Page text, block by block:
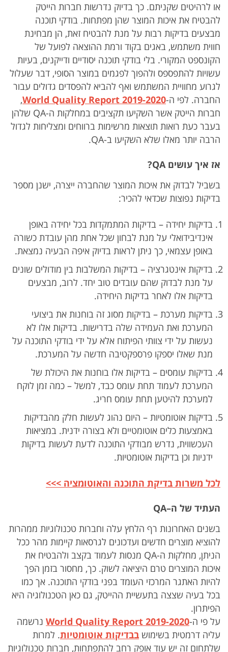
או לרהיטים שקניתם. כך בדיוק נדרשות חברות הייטק
להבטיח את איכות המוצר שהן מפתחות. בודקי תוכנה
מבצעים בדיקות רבות על מנת להבטיח זאת, הן מבחינת
חווית משתמש, באגים בקוד ורמת ההוצאה לפועל של
הקונספט המקורי. בלי בודקי תוכנה יסודיים ודייקנים, בעיות
עשויות להתפספס ולהפוך לפגמים במוצר הסופי, דבר שעלול
לגרוע מחוויית המשתמש ואף להביא להפסדים גדולים עבור
החברה. לפי ה-World Quality Report 2019-2020
,
חברות הייטק אשר השקיעו תקציבים במחלקות ה-QA שלהן
בעבר כעת רואות תוצאות מרשימות ברווחים ומצליחות לגדול
הרבה יותר מאלו שלא השקיעו ב-QA.
אז איך עושיםQA
?
בשביל לבדוק את איכות המוצר שהחברה ייצרה, ישנן מספר
בדיקות נפוצות שכדאי להכיר:
בדיקות יחידה – בדיקות המתמקדות בכל יחידה באופן
אינדיבידואלי על מנת לבחון שכל אחת מהן עובדת כשורה
באופן עצמאי, כך ניתן לראות בדיוק איפה הבעיה נמצאת.
בדיקות אינטגרציה – בדיקות המשלבות בין מודולים שונים
על מנת לבדוק שהם עובדים טוב יחד. לרוב, מבצעים
בדיקות אלו לאחר בדיקות היחידה.
בדיקות מערכת – בדיקות מסוג זה בוחנות את ביצועי
המערכת ואת העמידה שלה בדרישות. בדיקות אלו לא
נעשות על ידי צוותי הפיתוח אלא על ידי בודקי התוכנה על
מנת שאלו יספקו פרספקטיבה חדשה על המערכת.
בדיקות עומסים – בדיקות אלו בוחנות את היכולת של
המערכת לעמוד תחת עומס כבד, למשל – כמה זמן לוקח
למערכת להיטען תחת עומס חריג.
בדיקות אוטומטיות – היום נהוג לעשות חלק מהבדיקות
באמצעות כלים אוטומטיים ולא בצורה ידנית. במציאות
העכשווית, נדרש מבודקי התוכנה לדעת לעשות בדיקות
ידניות וכן בדיקות אוטומטיות.
לכל משרות בדיקת התוכנה והאוטומציה >>>
העתיד של ה–QA
בשנים האחרונות רף הלחץ עלה וחברות טכנולוגיות ממהרות
להוציא מוצרים חדשים ועדכונים לגרסאות קיימות מהר ככל
הניתן, מחלקות ה-QA מנסות לעמוד בקצב ולהבטיח את
איכות המוצרים טרם היציאה לשוק. כך, מחסור בזמן הפך
להיות האתגר המרכזי העומד בפני בודקי התוכנה. אך כמו
בכל בעיה שצצה בתעשיית ההייטק, גם כאן הטכנולוגיה היא
הפיתרון.
על פי ה-World Quality Report 2019-2020 נרשמה
עליה דרמטית בשימוש בבדיקות אוטומטיות. למרות
שלתחום זה יש עוד אופק רחב להתפתחות, חברות טכנולוגיות